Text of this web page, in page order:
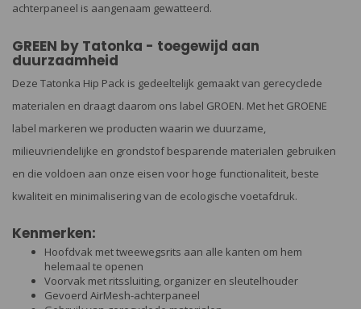
achterpaneel is aangenaam gewatteerd.
GREEN by Tatonka - toegewijd aan
duurzaamheid
Deze Tatonka Hip Pack is gedeeltelijk gemaakt van gerecyclede
materialen en draagt ​​daarom ons label GROEN. Met het GROENE
label markeren we producten waarin we duurzame,
milieuvriendelijke en grondstof besparende materialen gebruiken
en die voldoen aan onze eisen voor hoge functionaliteit, beste
kwaliteit en minimalisering van de ecologische voetafdruk.
Kenmerken:
Hoofdvak met tweewegsrits aan alle kanten om hem
helemaal te openen
Voorvak met ritssluiting, organizer en sleutelhouder
Gevoerd AirMesh-achterpaneel